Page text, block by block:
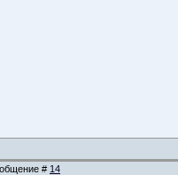
# 14